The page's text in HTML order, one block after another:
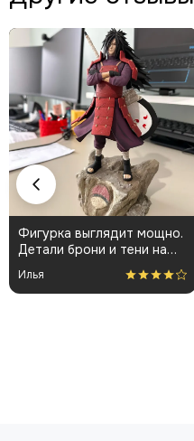
Фигурка выглядит мощно.
Детали брони и тени на
плаще проработаны
аккуратно. Пришла быстро
и без повреждений.
Илья